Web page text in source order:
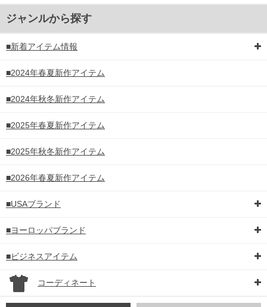
ジャンルから探す
■新着アイテム情報
■2024年春夏新作アイテム
■2024年秋冬新作アイテム
■2025年春夏新作アイテム
■2025年秋冬新作アイテム
■2026年春夏新作アイテム
■USAブランド
■ヨーロッパブランド
■ビジネスアイテム
コーディネート